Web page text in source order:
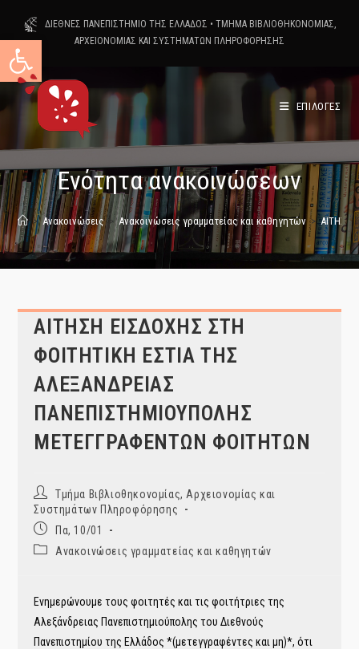
Ανοίξτε τη γραμμή εργαλείων
content
ΔΙΕΘΝΕΣ ΠΑΝΕΠΙΣΤΗΜΙΟ ΤΗΣ ΕΛΛΑΔΟΣ • ΤΜΗΜΑ ΒΙΒΛΙΟΘΗΚΟΝΟΜΙΑΣ,
ΑΡΧΕΙΟΝΟΜΙΑΣ ΚΑΙ ΣΥΣΤΗΜΑΤΩΝ ΠΛΗΡΟΦΟΡΗΣΗΣ
ΕΠΙΛΟΓΕΣ
Ενότητα ανακοινώσεων
> Ανακοινώσεις > Ανακοινώσεις γραμματείας και καθηγητών > ΑΙΤΗΣΗ
ΑΙΤΗΣΗ ΕΙΣΔΟΧΗΣ ΣΤΗ
ΦΟΙΤΗΤΙΚΗ ΕΣΤΙΑ ΤΗΣ
ΑΛΕΞΑΝΔΡΕΙΑΣ
ΠΑΝΕΠΙΣΤΗΜΙΟΥΠΟΛΗΣ
ΜΕΤΕΓΓΡΑΦΕΝΤΩΝ ΦΟΙΤΗΤΩΝ
Post
author:
Τμήμα Βιβλιοθηκονομίας, Αρχειονομίας και
Συστημάτων Πληροφόρησης
Post
published:
Πα, 10/01
PostΑνακοινώσεις γραμματείας και καθηγητών
Ενημερώνουμε τους φοιτητές και τις φοιτήτριες της
Αλεξάνδρειας Πανεπιστημιούπολης του Διεθνούς
Πανεπιστημίου της Ελλάδος *(μετεγγραφέντες και μη)*, ότι